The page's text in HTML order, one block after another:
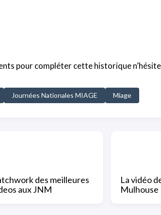
pour compléter cette historique
Journées Nationales MIAGE Miage
des meilleures
aux JNM
La vidéo
Mulhouse